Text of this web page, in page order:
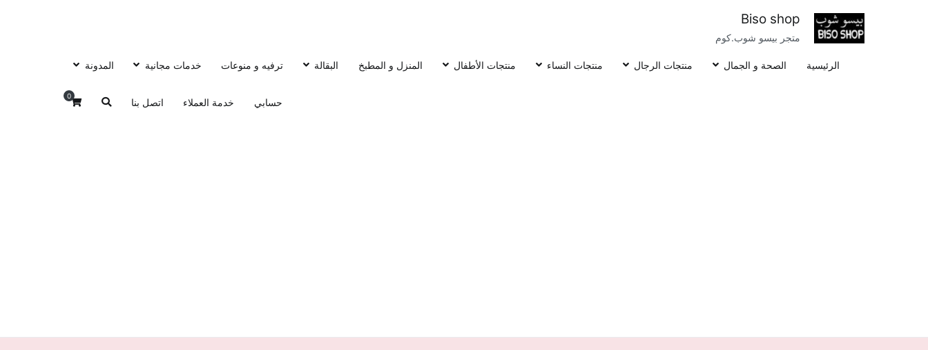
Biso shop
متجر بيسو شوب.كوم
الرئيسية الصحة و الجمال منتجات الرجال منتجات النساء منتجات الأطفال المنزل و المطبخ البقالة ترفيه و منوعات خدمات مجانية المدونة
حسابي خدمة العملاء اتصل بنا
0